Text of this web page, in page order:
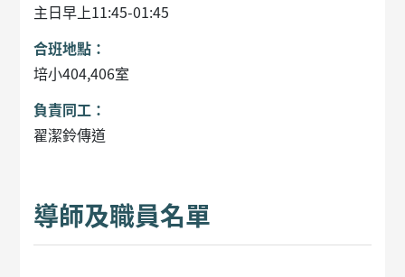
主日早上11:45-01:45
合班地點：
培小404,406室
負責同工：
翟潔鈴傳道
導師及職員名單